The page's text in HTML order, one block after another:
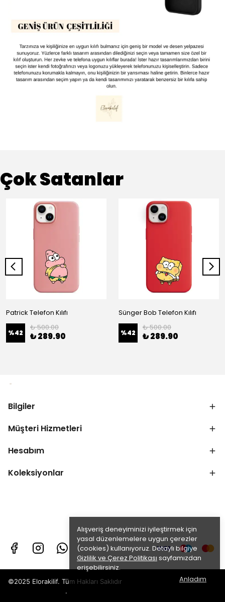
Alışveriş deneyiminizi iyileştirmek için
yasal düzenlemelere uygun çerezler
(cookies) kullanıyoruz. Detaylı bilgiye
Gizlilik ve Çerez Politikası sayfamızdan
erişebilirsiniz.
Anladım
Çok Satanlar
Patrick Telefon Kılıfı
%42
₺ 500.00
₺ 289.90
Sünger Bob Telefon Kılıfı
%42
₺ 500.00
₺ 289.90
Bilgiler
Müşteri Hizmetleri
Hesabım
Koleksiyonlar
©2025 Elorakilif. Tüm Hakları Saklıdır
.